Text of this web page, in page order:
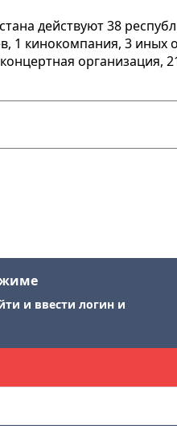
действуют 38
1 кинокомпания, 3 иных
организация,
и ввести логин и